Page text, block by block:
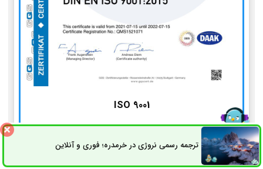
ISO 9001
استاندارد مدیریت کیفیت
ترجمه رسمی نروژی در خرمدره؛ فوری و آنلاینثبت سفارش راه های ارتباطی